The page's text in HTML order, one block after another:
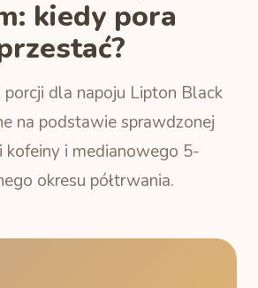
kiedy pora
dla napoju Lipton Black
na podstawie sprawdzonej
kofeiny i medianowego 5-
okresu półtrwania.